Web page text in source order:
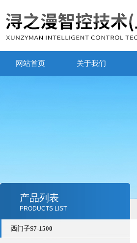
网站首页 关于我们
产品列表
PRODUCTS LIST
西门子S7-1500